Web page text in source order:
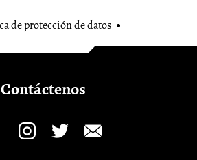
de protección de datos
Contáctenos